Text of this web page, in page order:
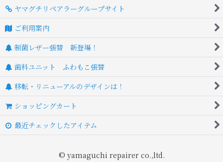
ヤマグチリペアラーグループサイト
ご利用案内
制菌レザー張替 新登場！
歯科ユニット ふわもこ張替
移転・リニューアルのデザインは！
ショッピングカート
最近チェックしたアイテム
© yamaguchi repairer co.,ltd.